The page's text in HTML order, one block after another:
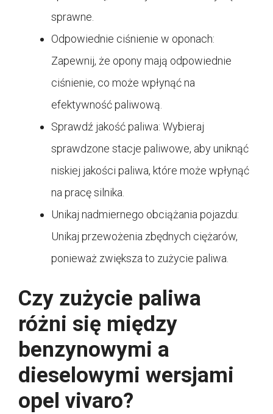
sprawne.
Odpowiednie ciśnienie w oponach:
Zapewnij, że opony mają odpowiednie
ciśnienie, co może wpłynąć na
efektywność paliwową.
Sprawdź jakość paliwa: Wybieraj
sprawdzone stacje paliwowe, aby uniknąć
niskiej jakości paliwa, które może wpłynąć
na pracę silnika.
Unikaj nadmiernego obciążania pojazdu:
Unikaj przewożenia zbędnych ciężarów,
ponieważ zwiększa to zużycie paliwa.
Czy zużycie paliwa
różni się między
benzynowymi a
dieselowymi wersjami
opel vivaro?